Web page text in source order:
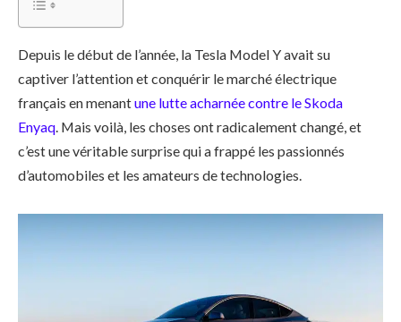
Depuis le début de l’année, la Tesla Model Y avait su
captiver l’attention et conquérir le marché électrique
français en menantune lutte acharnée contre le Skoda
Enyaq. Mais voilà, les choses ont radicalement changé, et
c’est une véritable surprise qui a frappé les passionnés
d’automobiles et les amateurs de technologies.